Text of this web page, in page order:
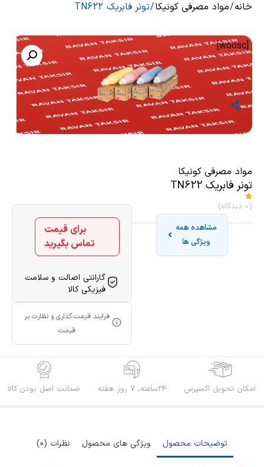
خانه/مواد مصرفی کونیکا/ تونر فابریک TN622
[woosc]
مواد مصرفی کونیکا
تونر فابریک TN622
(0 دیدگاه)
مشاهده همه
ویژگی ها
برای قیمت
تماس بگیرید
گارانتی اصالت و سلامت
فیزیکی کالا
فرایند قیمت گذاری و نظارت بر
قیمت
امکان تحویل اکسپرس 24ساعته، 7 روز هفته ضمانت اصل بودن کالا
توضیحات محصول ویژگی های محصول نظرات (0)